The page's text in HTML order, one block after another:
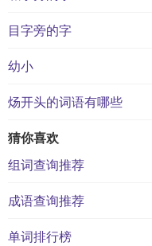
目字旁的字
幼小
炀开头的词语有哪些
猜你喜欢
组词查询推荐
成语查询推荐
单词排行榜